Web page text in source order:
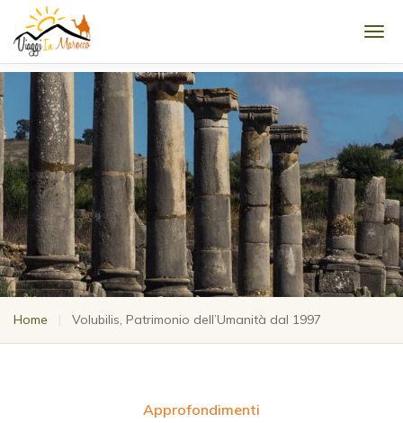
Home | Volubilis, Patrimonio dell’Umanità dal 1997
Approfondimenti